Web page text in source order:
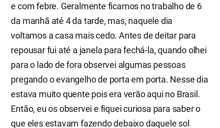
e com febre. Geralmente ficamos no trabalho de 6
da manhã até 4 da tarde, mas, naquele dia
voltamos a casa mais cedo. Antes de deitar para
repousar fui até a janela para fechá-la, quando olhei
para o lado de fora observei algumas pessoas
pregando o evangelho de porta em porta. Nesse dia
estava muito quente pois era verão aqui no Brasil.
Então, eu os observei e fiquei curiosa para saber o
que eles estavam fazendo debaixo daquele sol